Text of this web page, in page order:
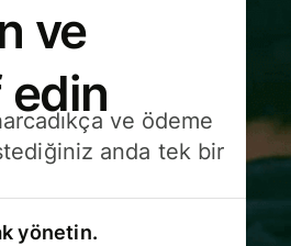
ve
edinve ödeme
anda tek bir
yönetin.